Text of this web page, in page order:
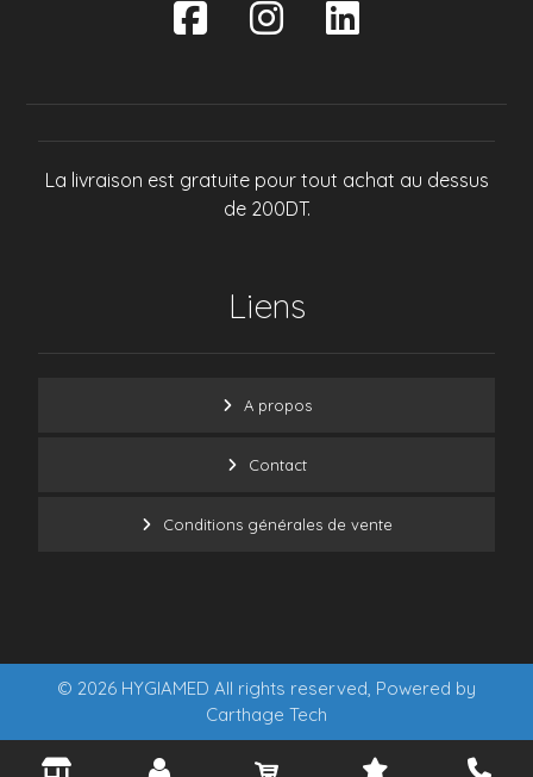
La livraison est gratuite pour tout achat au dessus
de 200DT.
Liens
A propos
Contact
Conditions générales de vente
© 2026 HYGIAMED All rights reserved, Powered by
Carthage Tech